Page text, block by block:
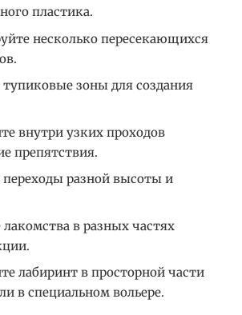
пластика.
несколько пересекающихся
тупиковые зоны для создания
внутри узких проходов
препятствия.
переходы разной высоты и
лакомства в разных частях
лабиринт в просторной части
в специальном вольере.